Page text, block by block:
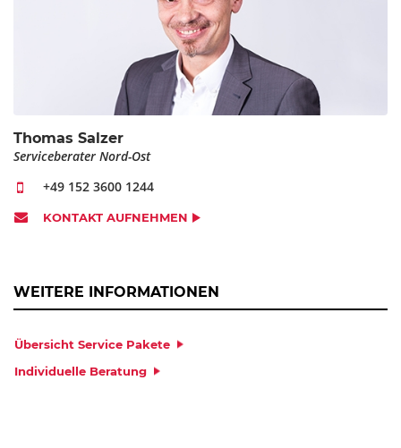
akzeptiere hiermit auch die Hinweise und Erläuterungen in
Datenschutzerklärung.
SENDEN
Thomas Salzer
Serviceberater Nord-Ost
+49 152 3600 1244
KONTAKT AUFNEHMEN
WEITERE INFORMATIONEN
Übersicht Service Pakete
Individuelle Beratung